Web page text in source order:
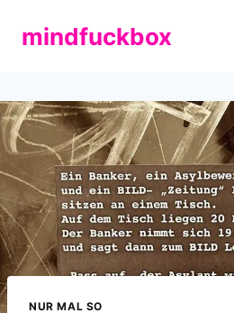
Inhaltmindfuckbox
NUR MAL SO